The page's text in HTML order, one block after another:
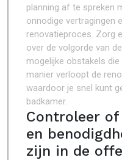
planning af te spreken
onnodige vertragingen
renovatieproces. Zorg
over de volgorde van
mogelijke obstakels die
manier verloopt de
waardoor je snel kunt
badkamer.
Controleer
en
zijn in de